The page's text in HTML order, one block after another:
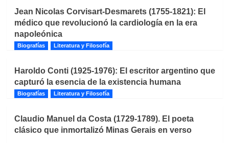
Jean Nicolas Corvisart-Desmarets (1755-1821): El
médico que revolucionó la cardiología en la era
napoleónica
Biografías Literatura y Filosofía
Haroldo Conti (1925-1976): El escritor argentino que
capturó la esencia de la existencia humana
Biografías Literatura y Filosofía
Claudio Manuel da Costa (1729-1789). El poeta
clásico que inmortalizó Minas Gerais en verso